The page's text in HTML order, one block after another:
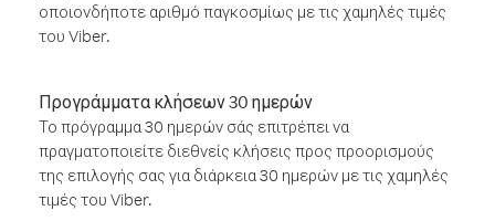
οποιονδήποτε αριθμό παγκοσμίως με τις χαμηλές τιμές
του Viber.
Προγράμματα κλήσεων 30 ημερών
Το πρόγραμμα 30 ημερών σάς επιτρέπει να
πραγματοποιείτε διεθνείς κλήσεις προς προορισμούς
της επιλογής σας για διάρκεια 30 ημερών με τις χαμηλές
τιμές του Viber.